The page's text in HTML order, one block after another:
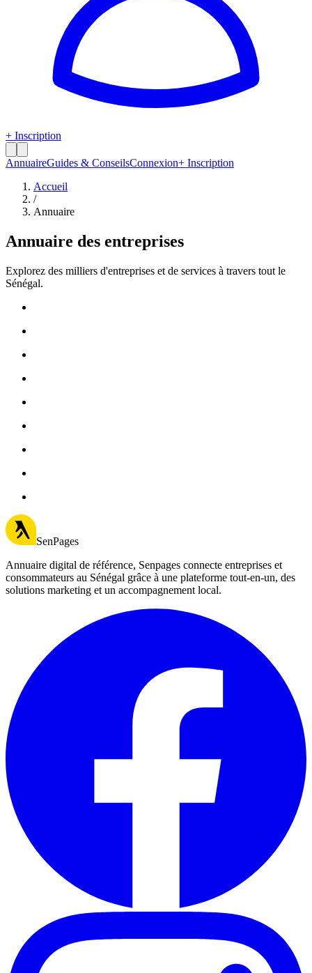
+ Inscription
AnnuaireGuides & ConseilsConnexion+ Inscription
Accueil
/
Annuaire
Annuaire des entreprises
Explorez des milliers d'entreprises et de services à travers tout le
Sénégal.
SenPages
Annuaire digital de référence, Senpages connecte entreprises et
consommateurs au Sénégal grâce à une plateforme tout-en-un, des
solutions marketing et un accompagnement local.